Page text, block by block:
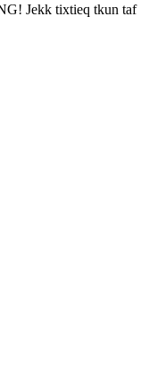
Jekk tixtieq tkun taf